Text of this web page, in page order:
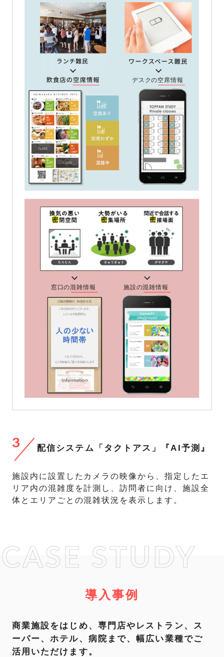
3 配信システム「タクトアス」『AI予測』
施設内に設置したカメラの映像から、指定したエ
リア内の混雑度を計測し、訪問者に向け、施設全
体とエリアごとの混雑状況を表示します。
導入事例
商業施設をはじめ、専門店やレストラン、ス
ーパー、ホテル、病院まで、幅広い業種でご
活用いただけます。